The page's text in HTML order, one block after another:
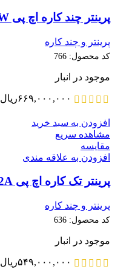
پرینتر چند کاره اچ پی M26NW
پرینتر و چند کاره
کد محصول: 766
موجود در انبار
۶۶۹,۰۰۰,۰۰۰ریال
افزودن به سبد خرید
مشاهده سریع
مقایسه
افزودن به علاقه مندی
پرینتر تک کاره اچ پی M12A
پرینتر و چند کاره
کد محصول: 636
موجود در انبار
۵۴۹,۰۰۰,۰۰۰ریال